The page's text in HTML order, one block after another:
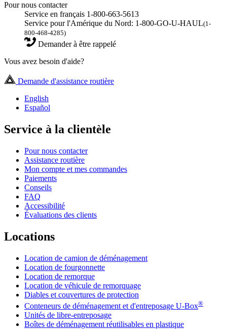
Pour nous contacter
Service en français 1-800-663-5613
Service pour l'Amérique du Nord: 1-800-GO-U-HAUL(1-
800-468-4285)
Demander à être rappelé
Vous avez besoin d'aide?
Demande d'assistance routière
English
Español
Service à la clientèle
Pour nous contacter
Assistance routière
Mon compte et mes commandes
Paiements
Conseils
FAQ
Accessibilité
Évaluations des clients
Locations
Location de camion de déménagement
Location de fourgonnette
Location de remorque
Location de véhicule de remorquage
Diables et couvertures de protection
Conteneurs de déménagement et d'entreposage U-Box®
Unités de libre-entreposage
Boîtes de déménagement réutilisables en plastique